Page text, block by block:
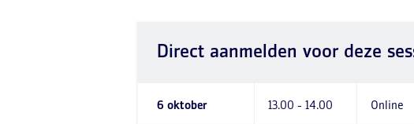
Direct aanmelden voor deze
6 oktober 13.00 - 14.00 Online